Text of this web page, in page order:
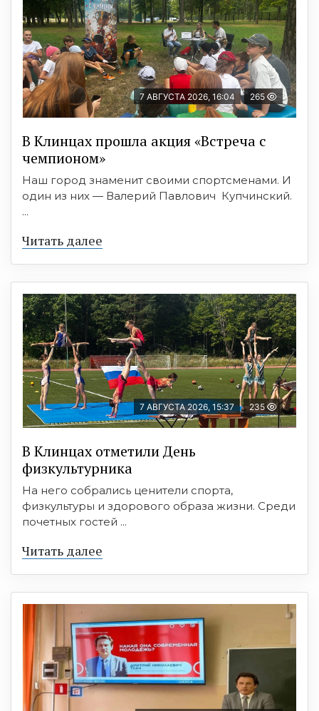
7 АВГУСТА 2026, 16:04 265
В Клинцах прошла акция «Встреча с
чемпионом»
Наш город знаменит своими спортсменами. И
один из них — Валерий Павлович Купчинский.
...
Читать далее
7 АВГУСТА 2026, 15:37 235
В Клинцах отметили День
физкультурника
На него собрались ценители спорта,
физкультуры и здорового образа жизни. Среди
почетных гостей ...
Читать далее